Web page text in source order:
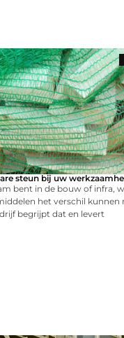
steun bij uw
bent in de bouw of infra,
het verschil kunnen
begrijpt dat en levert